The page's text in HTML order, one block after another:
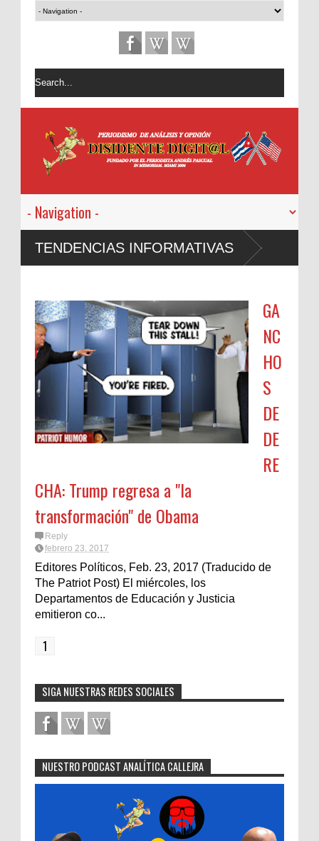
TENDENCIAS INFORMATIVAS
GA
NC
HO
S
DE
DE
RE
CHA: Trump regresa a "la
transformación" de Obama
Reply
febrero 23, 2017
Editores Políticos, Feb. 23, 2017 (Traducido de
The Patriot Post) El miércoles, los
Departamentos de Educación y Justicia
emitieron co...
1
SIGA NUESTRAS REDES SOCIALES
NUESTRO PODCAST ANALÍTICA CALLEJRA